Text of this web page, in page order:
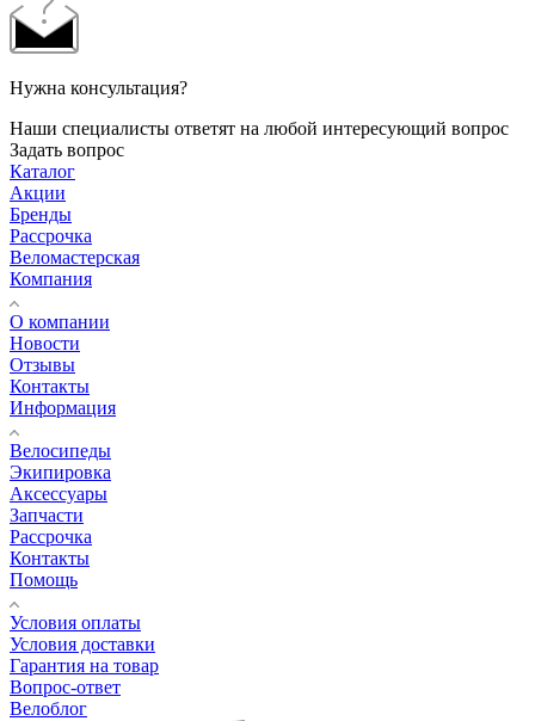
Нужна консультация?
Наши специалисты ответят на любой интересующий вопрос
Задать вопрос
Каталог
Акции
Бренды
Рассрочка
Веломастерская
Компания
О компании
Новости
Отзывы
Контакты
Информация
Велосипеды
Экипировка
Аксессуары
Запчасти
Рассрочка
Контакты
Помощь
Условия оплаты
Условия доставки
Гарантия на товар
Вопрос-ответ
Велоблог